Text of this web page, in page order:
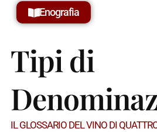
Enografia
Tipi di
IL GLOSSARIO DEL VINO DI